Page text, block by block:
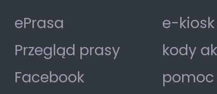
ePrasa
Przegląd prasy
Facebook
e-
kody
pomoc